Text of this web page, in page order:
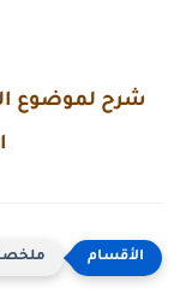
شرح لموضوع